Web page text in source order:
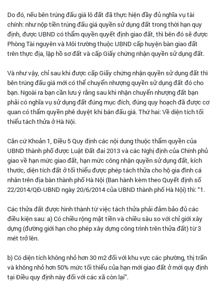
Do đó, nếu bên trúng đấu giá lô đất đã thực hiện đầy đủ nghĩa vụ tài
chính: như nộp tiền trúng đấu giá quyền sử dụng đất trong thời hạn quy
định, được UBND có thẩm quyền quyết định giao đất, thì bên đó sẽ được
Phòng Tài nguyên và Môi trường thuộc UBND cấp huyện bàn giao đất
trên thực địa, lập hồ sơ đất và cấp Giấy chứng nhận quyền sử dụng đất.
Và như vậy, chỉ sau khi được cấp Giấy chứng nhận quyền sử dụng đất thì
bên trúng đấu giá mới có thể chuyển nhượng quyền sử dụng đất đó cho
bạn. Ngoài ra bạn cần lưu ý rằng sau khi nhận chuyển nhượng đất bạn
phải có nghĩa vụ sử dụng đất đúng mục đích, đúng quy hoạch đã được cơ
quan có thẩm quyền phê duyệt khi bán đấu giá. Thứ hai: Về diện tích tối
thiểu tách thửa ở Hà Nội.
Căn cứ Khoản 1, Điều 5 Quy định các nội dung thuộc thẩm quyền của
UBND thành phố được Luật Đất đai 2013 và các Nghị định của Chính phủ
giao về hạn mức giao đất, hạn mức công nhận quyền sử dụng đất, kích
thước, diện tích đất ở tối thiểu được phép tách thửa cho hộ gia đình cá
nhân trên địa bàn thành phố Hà Nội (Ban hành kèm theo Quyết định số
22/2014/QĐ-UBND ngày 20/6/2014 của UBND thành phố Hà Nội) thì: “1.
Các thửa đất được hình thành từ việc tách thửa phải đảm bảo đủ các
điều kiện sau: a) Có chiều rộng mặt tiền và chiều sâu so với chỉ giới xây
dựng (đường giới hạn cho phép xây dựng công trình trên thửa đất) từ 3
mét trở lên.
b) Có diện tích không nhỏ hơn 30 m2 đối với khu vực các phường, thị trấn
và không nhỏ hơn 50% mức tối thiểu của hạn mới giao đất ở mới quy định
tại Điều quy định này đối với các xã còn lại”.